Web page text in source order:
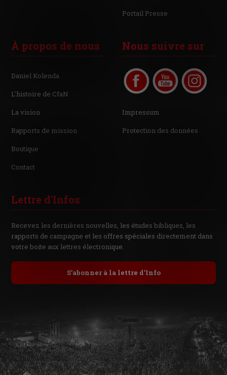
Portail Presse
À propos de nous
Daniel Kolenda
L'histoire de CfaN
La vision
Rapports de mission
Boutique
Contact
Nous suivre sur
Impressum
Protection des données
Lettre d'Infos
Recevez les dernières nouvelles, les études bibliques, les
rapports de campagne et les offres spéciales directement dans
votre boite aux lettres électronique.
S’abonner à la lettre d’Info